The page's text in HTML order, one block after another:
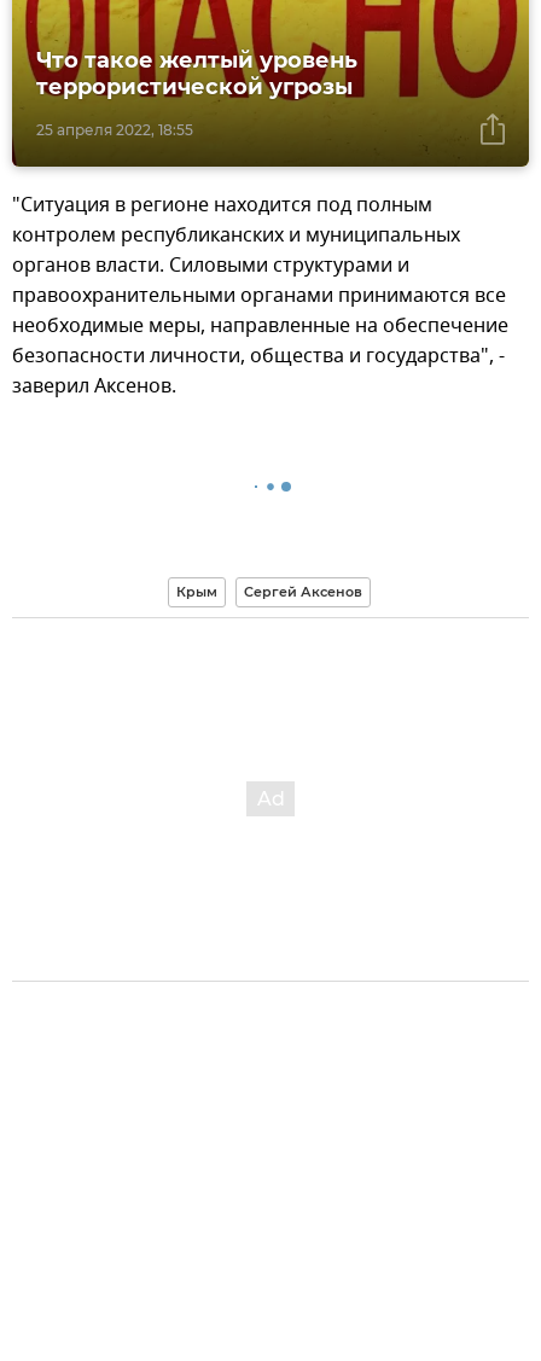
25 апреля 2022, 18:55
Что такое желтый уровень
террористической угрозы
"Ситуация в регионе находится под полным
контролем республиканских и муниципальных
органов власти. Силовыми структурами и
правоохранительными органами принимаются все
необходимые меры, направленные на обеспечение
безопасности личности, общества и государства", -
заверил Аксенов.
Крым Сергей Аксенов